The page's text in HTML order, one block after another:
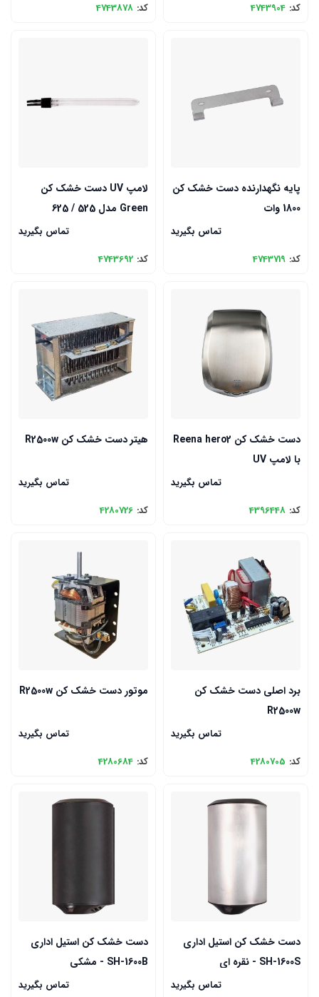
کد: 4743904
کد: 4743878
پایه نگهدارنده دست خشک کن
1800 وات
تماس بگیرید
کد: 4743719
لامپ UV دست خشک کن
Green مدل 525 / 625
تماس بگیرید
کد: 4743692
دست خشک کن Reena hero2
با لامپ UV
تماس بگیرید
کد: 4396448
هیتر دست خشک کن R2500w
تماس بگیرید
کد: 4280726
برد اصلی دست خشک کن
R2500w
تماس بگیرید
کد: 4280705
موتور دست خشک کن R2500w
تماس بگیرید
کد: 4280684
دست خشک کن استیل اداری
SH-1600S - نقره ای
تماس بگیرید
دست خشک کن استیل اداری
SH-1600B - مشکی
تماس بگیرید